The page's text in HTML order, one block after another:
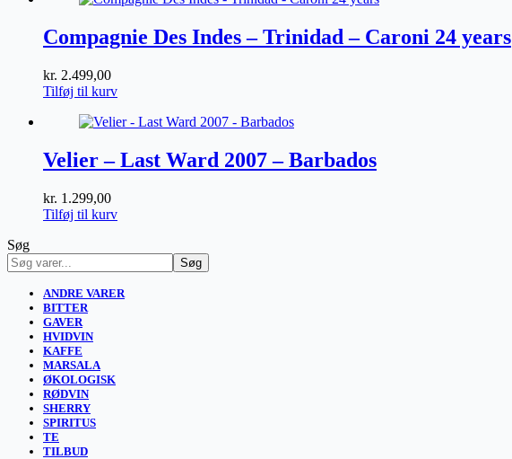
Compagnie Des Indes – Trinidad – Caroni 24 years
kr. 2.499,00
Tilføj til kurv
Velier – Last Ward 2007 – Barbados
kr. 1.299,00
Tilføj til kurv
Søg
Søg
ANDRE VARER
BITTER
GAVER
HVIDVIN
KAFFE
MARSALA
ØKOLOGISK
RØDVIN
SHERRY
SPIRITUS
TE
TILBUD